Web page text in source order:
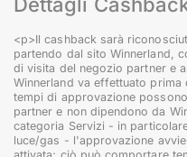
<p>Il cashback sarà
partendo dal sito Winnerland,
di visita del negozio partner e
Winnerland va effettuato
tempi di approvazione
partner e non dipendono da
categoria Servizi - in
luce/gas - l'approvazione